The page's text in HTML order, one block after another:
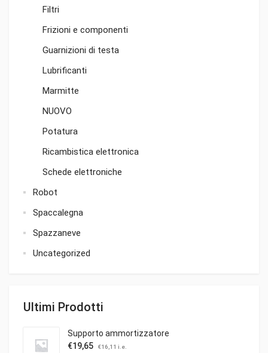
Filtri
Frizioni e componenti
Guarnizioni di testa
Lubrificanti
Marmitte
NUOVO
Potatura
Ricambistica elettronica
Schede elettroniche
Robot
Spaccalegna
Spazzaneve
Uncategorized
Ultimi Prodotti
Supporto ammortizzatore
€19,65 €16,11 i.e.